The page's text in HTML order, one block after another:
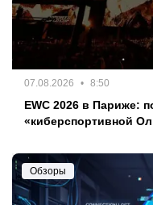
07.08.2026 8:50
EWC 2026 в Париже:
«киберспортивной
Обзоры